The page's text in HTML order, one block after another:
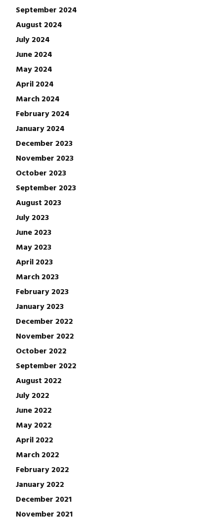
September 2024
August 2024
July 2024
June 2024
May 2024
April 2024
March 2024
February 2024
January 2024
December 2023
November 2023
October 2023
September 2023
August 2023
July 2023
June 2023
May 2023
April 2023
March 2023
February 2023
January 2023
December 2022
November 2022
October 2022
September 2022
August 2022
July 2022
June 2022
May 2022
April 2022
March 2022
February 2022
January 2022
December 2021
November 2021